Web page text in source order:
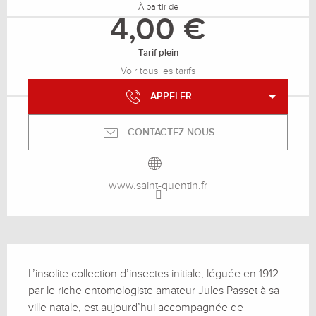
À partir de
4,00 €
Tarif plein
Voir tous les tarifs
APPELER
CONTACTEZ-NOUS
www.saint-quentin.fr
L’insolite collection d’insectes initiale, léguée en 1912
par le riche entomologiste amateur Jules Passet à sa
ville natale, est aujourd’hui accompagnée de